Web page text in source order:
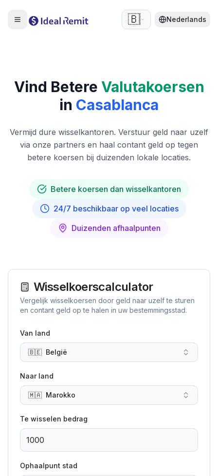
🇧🇪 Nederlands
Vind Betere Valutakoersen
in Casablanca
Vermijd dure wisselkantoren. Verstuur geld naar uzelf
via onze partners en haal contant geld op tegen
betere koersen bij duizenden lokale locaties.
Betere koersen dan wisselkantoren
24/7 beschikbaar op veel locaties
Duizenden afhaalpunten
Wisselkoerscalculator
Vergelijk wisselkoersen door geld naar uzelf te sturen
en contant geld op te halen in uw bestemmingsstad.
Van land
🇧🇪 België
Naar land
🇲🇦 Marokko
Te wisselen bedrag
Ophaalpunt stad